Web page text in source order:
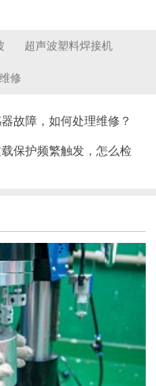
超声波塑料焊接机
修
故障，如何处理维修？
保护频繁触发，怎么检